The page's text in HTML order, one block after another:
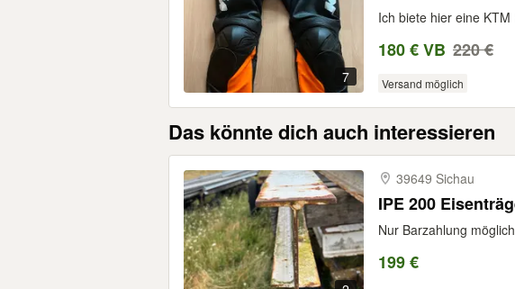
7
Ich biete hier eine
180 € VB 220 €
Versand möglich
Das könnte dich auch interessieren
39649 Sichau
IPE 200
Nur Barzahlung
199 €